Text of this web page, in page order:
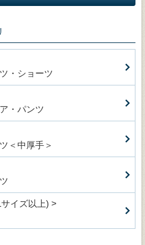
・ショーツ
・パンツ
＜中厚手＞
イズ以上) >